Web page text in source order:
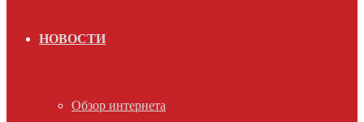
НОВОСТИ
Обзор интернета